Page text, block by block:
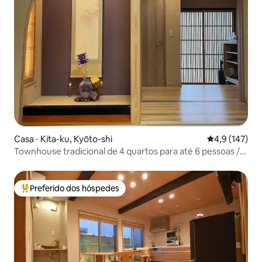
Casa ⋅ Kita-ku, Kyōto-shi 4,9 de uma
4,9 (147)
Townhouse tradicional de 4 quartos para até 6 pessoas /
Entre os melhores preferidos dos hóspedes
Preferido dos hóspedes